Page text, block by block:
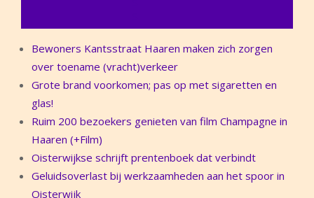
Bewoners Kantsstraat Haaren maken zich zorgen
over toename (vracht)verkeer
Grote brand voorkomen; pas op met sigaretten en
glas!
Ruim 200 bezoekers genieten van film Champagne in
Haaren (+Film)
Oisterwijkse schrijft prentenboek dat verbindt
Geluidsoverlast bij werkzaamheden aan het spoor in
Oisterwijk